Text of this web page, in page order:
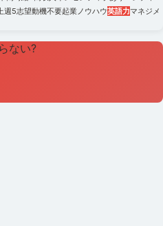
週5志望動機不要起業ノウハウ英語力マネジメ
ない?